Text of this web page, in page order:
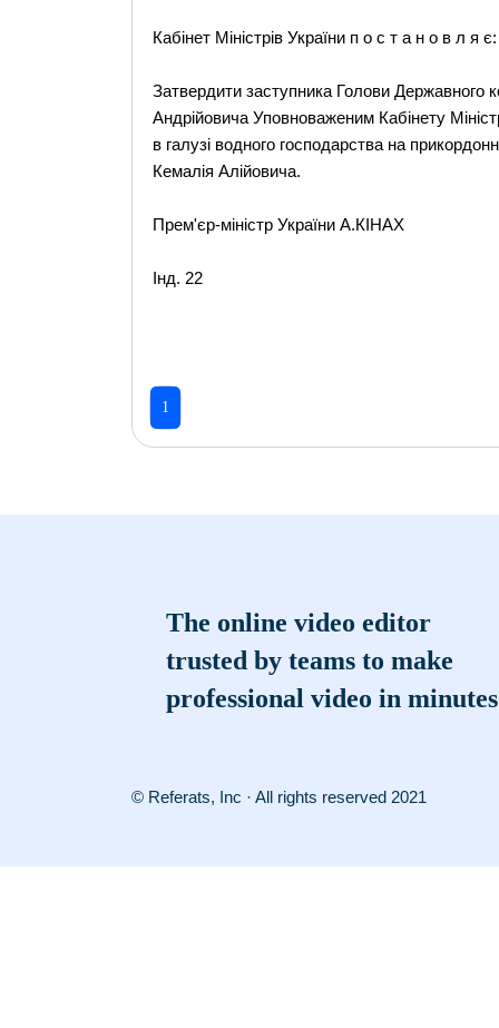
Кабінет Міністрів України п о с т а н о в л я є:
Затвердити заступника Голови Державного
Андрійовича Уповноваженим Кабінету
в галузі водного господарства на
Кемалія Алійовича.
Прем'єр-міністр України А.КІНАХ
Інд. 22
1
The online video editor
trusted by teams to make
professional video in minutes
© Referats, Inc · All rights reserved 2021